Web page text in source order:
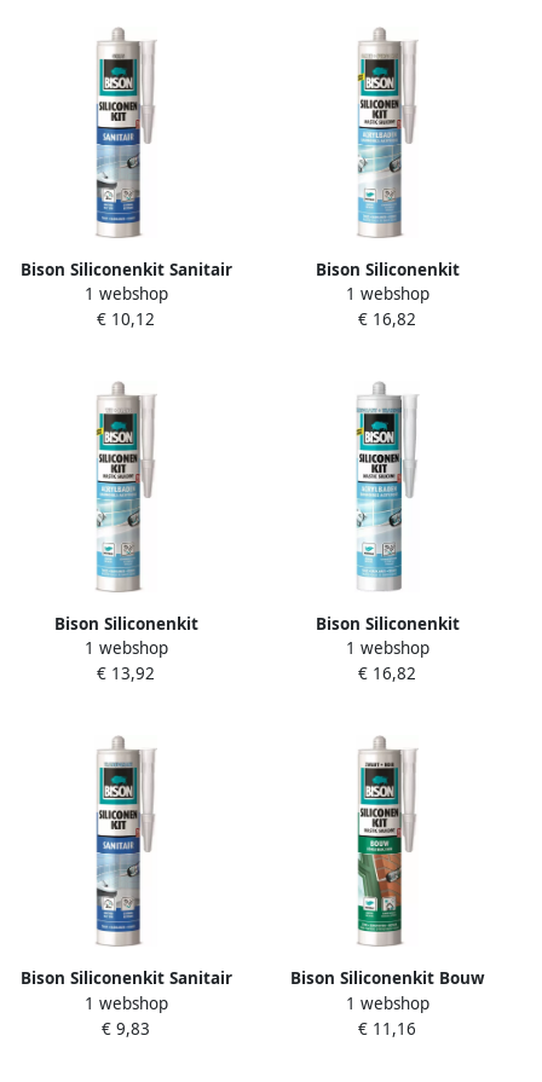
Bison Siliconenkit Sanitair
Grijs Crt 300Ml*12 Nl
1491322
1 webshop
€ 10,12
Bison Siliconenkit
Acrylbaden Camee Crt
300Ml*12 Nlfr 1491416
1 webshop
€ 16,82
Bison Siliconenkit
Acrylbaden Wit Crt
300Ml*12 Nlfr 1491356
1 webshop
€ 13,92
Bison Siliconenkit
Acrylbaden Transparant Crt
300Ml*12 Nlfr 1491371
1 webshop
€ 16,82
Bison Siliconenkit Sanitair
Transparant Crt 300Ml*12
Nl 1491320
1 webshop
€ 9,83
Bison Siliconenkit Bouw
Zwart Crt 300Ml*12 Nlfr
1491366
1 webshop
€ 11,16